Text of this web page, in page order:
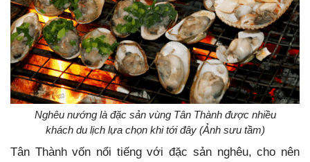
Nghêu nướng là đặc sản vùng Tân Thành được nhiều
khách du lịch lựa chọn khi tới đây (Ảnh sưu tầm)
Tân Thành vốn nổi tiếng với đặc sản nghêu, cho nên